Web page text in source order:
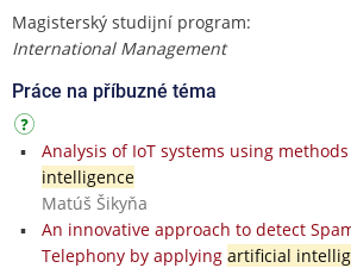
Magisterský studijní program:
International Management
Práce na příbuzné téma
Analysis of IoT systems using
intelligence
Matúš Šikyňa
An innovative approach to detect
Telephony by applying artificial